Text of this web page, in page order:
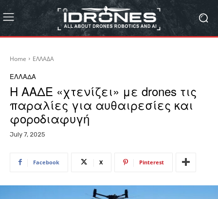
Home ΕΛΛΑΔΑ
ΕΛΛΑΔΑ
Η ΑΑΔΕ «χτενίζει» με drones τις
παραλίες για αυθαιρεσίες και
φοροδιαφυγή
July 7, 2025
Facebook X Pinterest